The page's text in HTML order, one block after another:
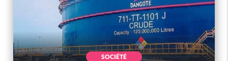
SOCIÉTÉ